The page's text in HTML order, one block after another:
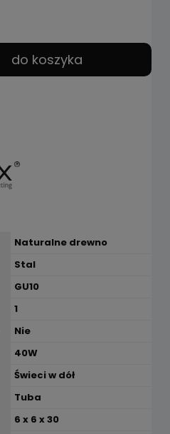
do koszyka
Naturalne drewno
Stal
GU10
1
Nie
40W
Świeci w dół
Tuba
6 x 6 x 30